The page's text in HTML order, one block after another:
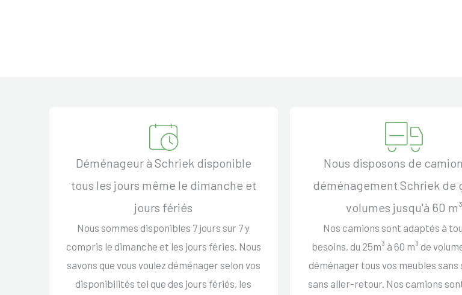
Déménageur à Schriek disponible
tous les jours même le dimanche et
jours fériés
Nous sommes disponibles 7 jours sur 7 y
compris le dimanche et les jours féries. Nous
savons que vous voulez déménager selon vos
disponibilités tel que des jours fériés, les
Nous disposons de
déménagement Schriek de
volumes jusqu'à 60 m³
Nos camions sont adaptés à
besoins, du 25m³ à 60 m³ de
déménager tous vos meubles
sans aller-retour. Nos camions